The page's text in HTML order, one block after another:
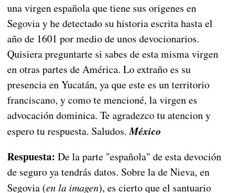
una virgen española que tiene sus origenes en
Segovia y he detectado su historia escrita hasta el
año de 1601 por medio de unos devocionarios.
Quisiera preguntarte si sabes de esta misma virgen
en otras partes de América. Lo extraño es su
presencia en Yucatán, ya que este es un territorio
franciscano, y como te mencioné, la virgen es
advocación dominica. Te agradezco tu atencion y
espero tu respuesta. Saludos.México
Respuesta: De la parte "española" de esta devoción
de seguro ya tendrás datos. Sobre la de Nieva, en
Segovia (en la imagen), es cierto que el santuario